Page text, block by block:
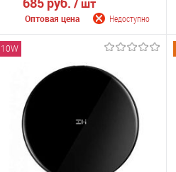
/ шт
Оптовая цена Недоступно
Сообщить о поступлении
К сравнению
В избранное
Недоступно
10W